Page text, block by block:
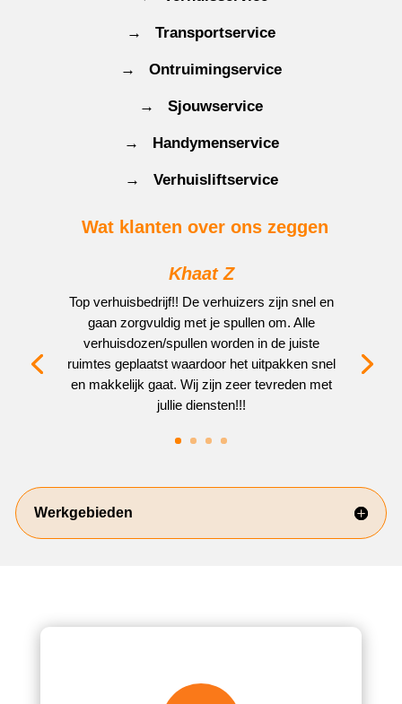
→ Transportservice
→ Ontruimingservice
→ Sjouwservice
→ Handymenservice
→ Verhuisliftservice
Wat klanten over ons zeggen
Khaat Z
Top verhuisbedrijf!! De verhuizers zijn snel en
gaan zorgvuldig met je spullen om. Alle
verhuisdozen/spullen worden in de juiste
ruimtes geplaatst waardoor het uitpakken snel
en makkelijk gaat. Wij zijn zeer tevreden met
jullie diensten!!!
Werkgebieden